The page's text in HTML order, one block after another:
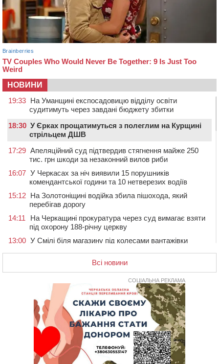
НОВИНИ
19:33 На Уманщині експосадовицю відділу освіти
судитимуть через завдані бюджету збитки
18:30 У Єрках прощатимуться з полеглим на Курщині
стрільцем ДШВ
17:29 Апеляційний суд підтвердив стягнення майже 250
тис. грн шкоди за незаконний вилов риби
16:07 У Черкасах за ніч виявили 15 порушників
комендантської години та 10 нетверезих водіїв
15:12 На Золотоніщині водійка збила пішохода, який
перебігав дорогу
14:11
На Черкащині прокуратура через суд вимагає взяти
під охорону 188-річну церкву
13:00 У Смілі біля магазину під колесами вантажівки
У Черкасах пропонують для приватизації
п’ятиповерховий об’єкт у центрі міста
Не вистачає стажу для пенсії: як його докупити та що
потрібно знати
У Черкасах виявили низку недоліків у гуртожитку, де
проживають ВПО
07 СЕРПНЯ 2026, П'ЯТНИЦЯ
На Черкащині врятували рідкісного чорного грифа
(ФОТО)
Всі новини
СОЦІАЛЬНА РЕКЛАМА